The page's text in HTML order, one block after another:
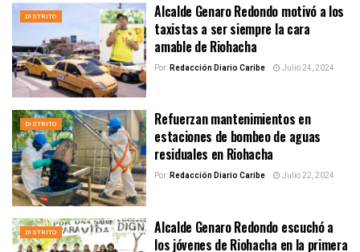
DISTRITO
Alcalde Genaro Redondo motivó a los
taxistas a ser siempre la cara
amable de Riohacha
Por:Redacción Diario Caribe Julio 24, 2024
DISTRITO
Refuerzan mantenimientos en
estaciones de bombeo de aguas
residuales en Riohacha
Por:Redacción Diario Caribe Julio 22, 2024
DISTRITO
Alcalde Genaro Redondo escuchó a
los jóvenes de Riohacha en la primera